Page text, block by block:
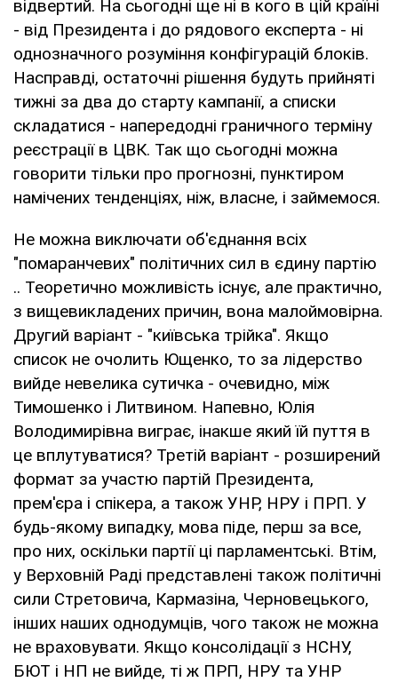
відвертий. На сьогодні ще ні в кого в цій країні
- від Президента і до рядового експерта - ні
однозначного розуміння конфігурацій блоків.
Насправді, остаточні рішення будуть прийняті
тижні за два до старту кампанії, а списки
складатися - напередодні граничного терміну
реєстрації в ЦВК. Так що сьогодні можна
говорити тільки про прогнозні, пунктиром
намічених тенденціях, ніж, власне, і займемося.
Не можна виключати об'єднання всіх
"помаранчевих" політичних сил в єдину партію
.. Теоретично можливість існує, але практично,
з вищевикладених причин, вона малоймовірна.
Другий варіант - "київська трійка". Якщо
список не очолить Ющенко, то за лідерство
вийде невелика сутичка - очевидно, між
Тимошенко і Литвином. Напевно, Юлія
Володимирівна виграє, інакше який їй пуття в
це вплутуватися? Третій варіант - розширений
формат за участю партій Президента,
прем'єра і спікера, а також УНР, НРУ і ПРП. У
будь-якому випадку, мова піде, перш за все,
про них, оскільки партії ці парламентські. Втім,
у Верховній Раді представлені також політичні
сили Стретовича, Кармазіна, Черновецького,
інших наших однодумців, чого також не можна
не враховувати. Якщо консолідації з НСНУ,
БЮТ і НП не вийде, ті ж ПРП, НРУ та УНР